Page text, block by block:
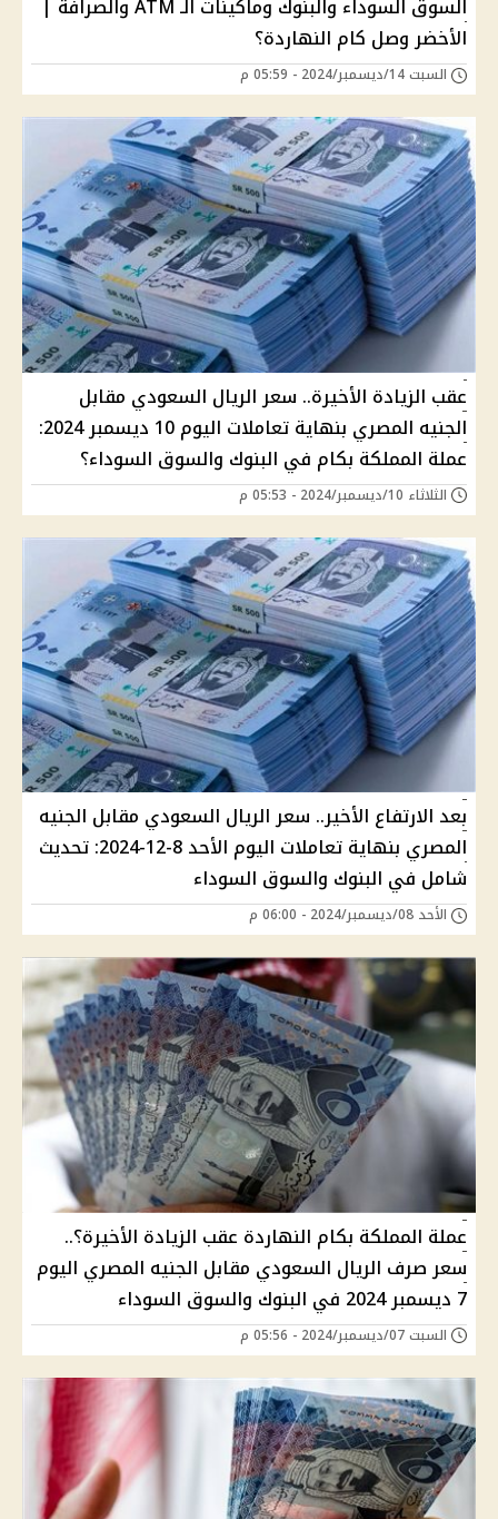
السوق السوداء والبنوك وماكينات الـ ATM والصرافة |
الأخضر وصل كام النهاردة؟
السبت 14/ديسمبر/2024 - 05:59 م
عقب الزيادة الأخيرة.. سعر الريال السعودي مقابل
الجنيه المصري بنهاية تعاملات اليوم 10 ديسمبر 2024:
عملة المملكة بكام في البنوك والسوق السوداء؟
الثلاثاء 10/ديسمبر/2024 - 05:53 م
بعد الارتفاع الأخير.. سعر الريال السعودي مقابل الجنيه
المصري بنهاية تعاملات اليوم الأحد 8-12-2024: تحديث
شامل في البنوك والسوق السوداء
الأحد 08/ديسمبر/2024 - 06:00 م
عملة المملكة بكام النهاردة عقب الزيادة الأخيرة؟..
سعر صرف الريال السعودي مقابل الجنيه المصري اليوم
7 ديسمبر 2024 في البنوك والسوق السوداء
السبت 07/ديسمبر/2024 - 05:56 م